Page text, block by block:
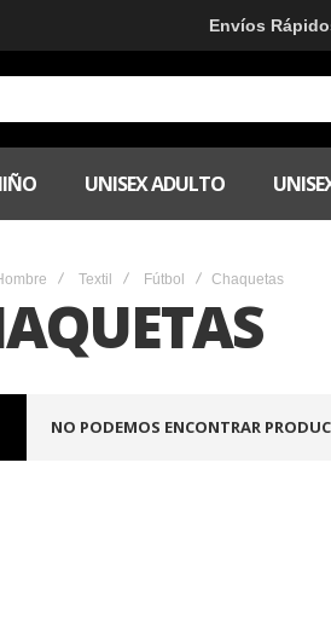
Envíos
UNISEX ADULTO
Textil Fútbol Chaquetas
NO PODEMOS ENCONTRAR